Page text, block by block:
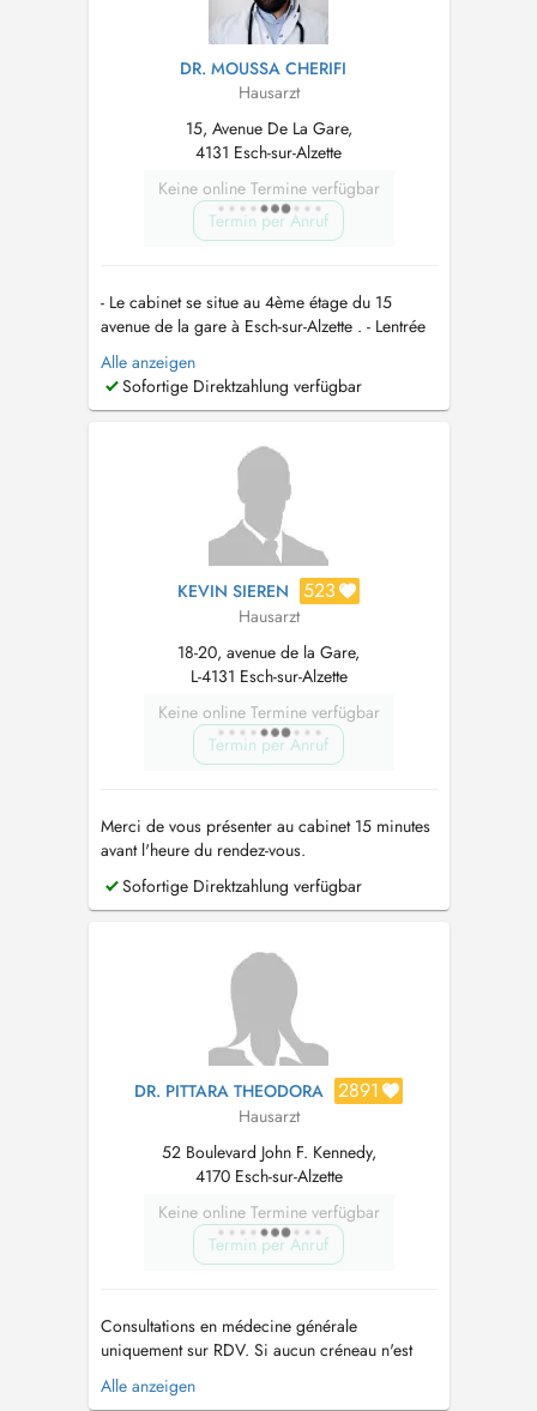
DR. MOUSSA CHERIFI
Hausarzt
15, Avenue De La Gare,
4131 Esch-sur-Alzette
Keine online Termine verfügbar
Termin per Anruf
- Le cabinet se situe au 4ème étage du 15
avenue de la gare à Esch-sur-Alzette . - Lentrée
de l'immeuble se situe juste à droite de l'entrée
de la pharmacie des Terres Rouges. -
Stationnement aisé au parking Escher Parkhaus
- Bien desservi par les ...
Alle anzeigen
Sofortige Direktzahlung verfügbar
KEVIN SIEREN 523
Hausarzt
18-20, avenue de la Gare,
L-4131 Esch-sur-Alzette
Keine online Termine verfügbar
Termin per Anruf
Merci de vous présenter au cabinet 15 minutes
avant l'heure du rendez-vous.
Sofortige Direktzahlung verfügbar
DR. PITTARA THEODORA 2891
Hausarzt
52 Boulevard John F. Kennedy,
4170 Esch-sur-Alzette
Keine online Termine verfügbar
Termin per Anruf
Consultations en médecine générale
uniquement sur RDV. Si aucun créneau n'est
disponible en ligne veuillez contacter
directement notre secrétariat au 26 59 09 40
Alle anzeigen